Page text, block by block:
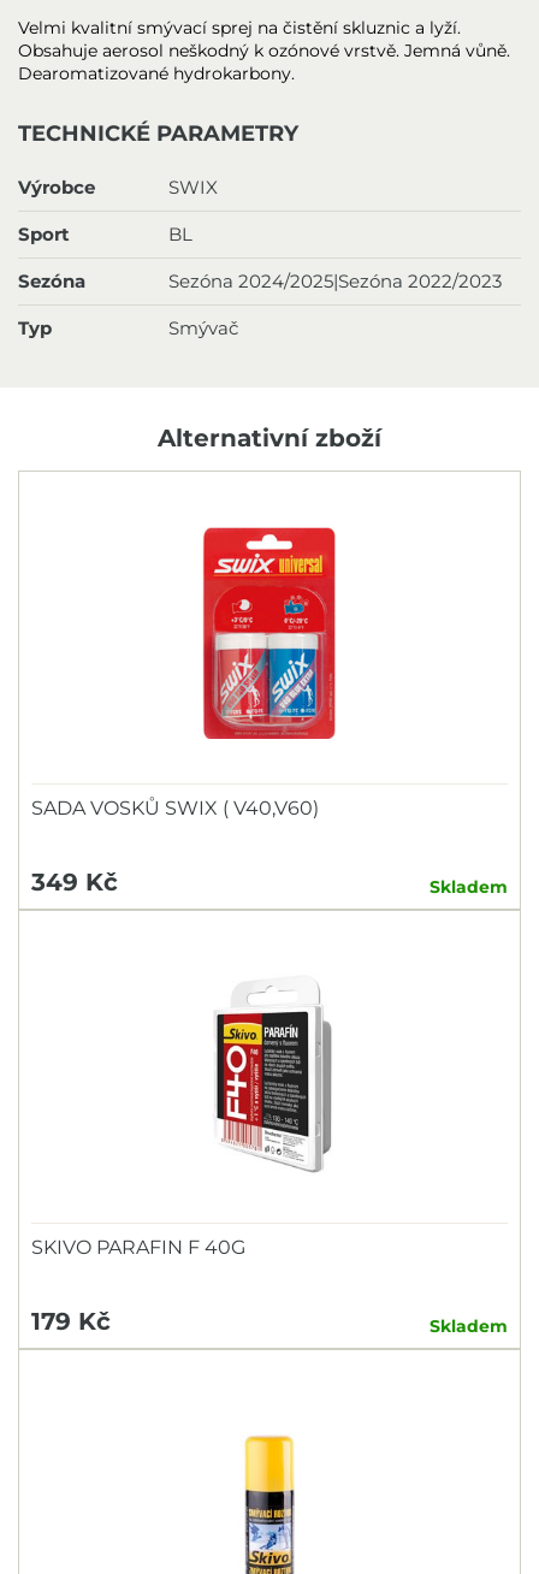
Velmi kvalitní smývací sprej na čistění skluznic a lyží.
Obsahuje aerosol neškodný k ozónové vrstvě. Jemná vůně.
Dearomatizované hydrokarbony.
TECHNICKÉ PARAMETRY
Výrobce SWIX
Sport BL
Sezóna Sezóna 2024/2025|Sezóna 2022/2023
Typ Smývač
Alternativní zboží
SADA VOSKŮ SWIX ( V40,V60)
349 Kč Skladem
SKIVO PARAFIN F 40G
179 Kč Skladem